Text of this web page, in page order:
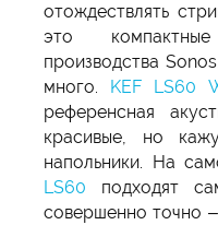
отождествлять
это
производства
много. KEF LS60
референсная
красивые, но
напольники. На
LS60 подходят
совершенно точно